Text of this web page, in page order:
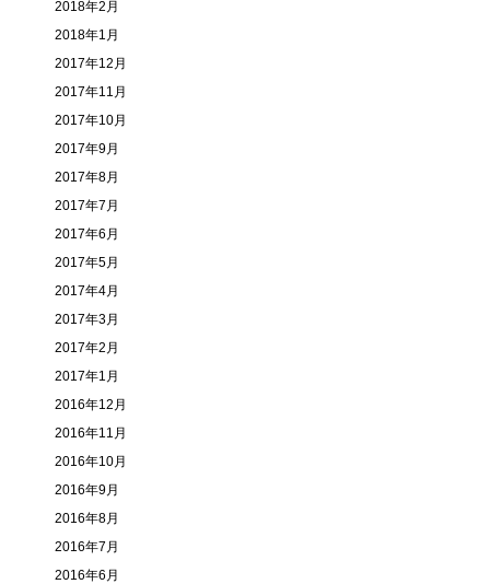
2018年2月
2018年1月
2017年12月
2017年11月
2017年10月
2017年9月
2017年8月
2017年7月
2017年6月
2017年5月
2017年4月
2017年3月
2017年2月
2017年1月
2016年12月
2016年11月
2016年10月
2016年9月
2016年8月
2016年7月
2016年6月